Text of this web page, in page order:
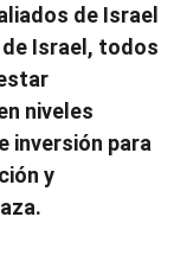
de Israel
Israel, todos
niveles
inversión para
y